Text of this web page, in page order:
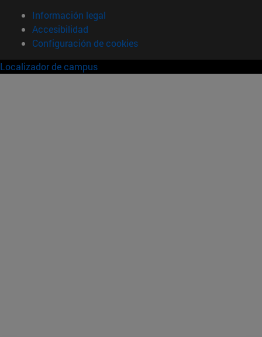
Información legal
Accesibilidad
Configuración de cookies
Localizador de campus